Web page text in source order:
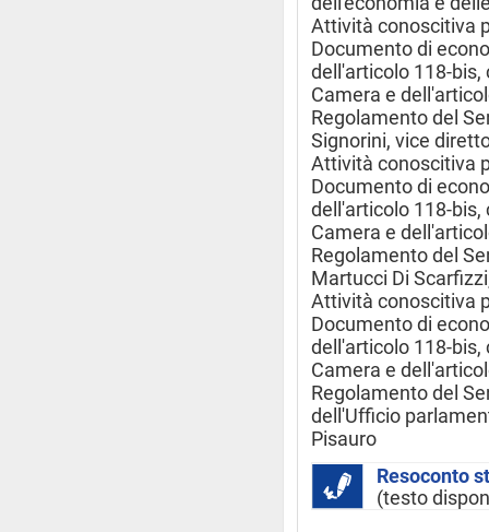
Attività conoscitiva
Documento di
dell'articolo 118-bis,
Camera e
Regolamento del
Signorini, vice
Attività conoscitiva
Documento di
dell'articolo 118-bis,
Camera e
Regolamento del
Martucci Di
Attività conoscitiva
Documento di
dell'articolo 118-bis,
Camera e
Regolamento del
dell'Ufficio
Pisauro
Resoconto
(testo